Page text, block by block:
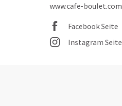
www.cafe-boulet.com
Facebook Seite
Instagram Seite